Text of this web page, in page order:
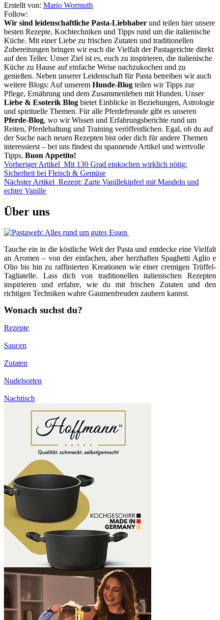
Erstellt von: Mario Wormuth
Follow:
Wir sind leidenschaftliche Pasta-Liebhaber und teilen hier unsere
besten Rezepte, Kochtechniken und Tipps rund um die italienische
Küche. Mit einer Liebe zu frischen Zutaten und traditionellen
Zubereitungen bringen wir euch die Vielfalt der Pastagerichte direkt
auf den Teller. Unser Ziel ist es, euch zu inspirieren, die italienische
Küche zu Hause auf einfache Weise nachzukochen und zu
genießen. Neben unserer Leidenschaft für Pasta betreiben wir auch
weitere Blogs: Auf unserem Hunde-Blog teilen wir Tipps zur
Pflege, Ernährung und dem Zusammenleben mit Hunden. Unser
Liebe & Esoterik Blog bietet Einblicke in Beziehungen, Astrologie
und spirituelle Themen. Für alle Pferdefreunde gibt es unseren
Pferde-Blog, wo wir Wissen und Erfahrungsberichte rund um
Reiten, Pferdehaltung und Training veröffentlichen. Egal, ob du auf
der Suche nach neuen Rezepten bist oder dich für andere Themen
interessierst – bei uns findest du spannende Artikel und wertvolle
Tipps. Buon Appetito!
Vorheriger Artikel Mit 130 Grad einkochen wirklich nötig:
Sicherheit bei Fleisch & Gemüse
Nächster Artikel Rezept: Zarte Vanillekipferl mit Mandeln und
echter Vanille
Über uns
Tauche ein in die köstliche Welt der Pasta und entdecke eine Vielfalt
an Aromen – von der einfachen, aber herzhaften Spaghetti Aglio e
Olio bis hin zu raffinierten Kreationen wie einer cremigen Trüffel-
Tagliatelle. Lass dich von traditionellen italienischen Rezepten
inspirieren und erfahre, wie du mit frischen Zutaten und den
richtigen Techniken wahre Gaumenfreuden zaubern kannst.
Wonach suchst du?
Rezepte
Saucen
Zutaten
Nudelsorten
Nachtisch